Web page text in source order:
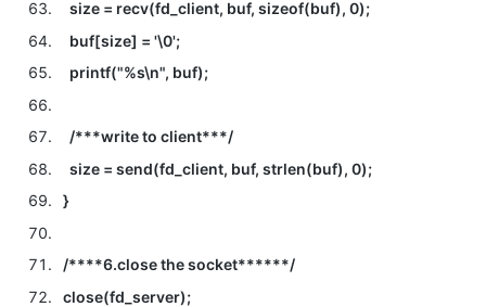
size = recv(fd_client, buf, sizeof(buf), 0);
buf[size] = '\0';
printf("%s\n", buf);
/***write to client***/
size = send(fd_client, buf, strlen(buf), 0);
}
/****6.close the socket******/
close(fd_server);